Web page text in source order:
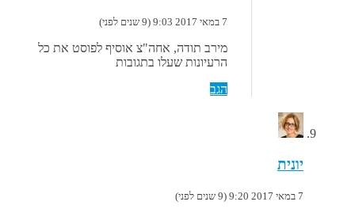
7 במאי 2017 9:03 (9 שנים לפני)
מירב תודה, אחה"צ אוסיף לפוסט את כל
הרעיונות שעלו בתגובות
הגב
יונית
7 במאי 2017 9:20 (9 שנים לפני)